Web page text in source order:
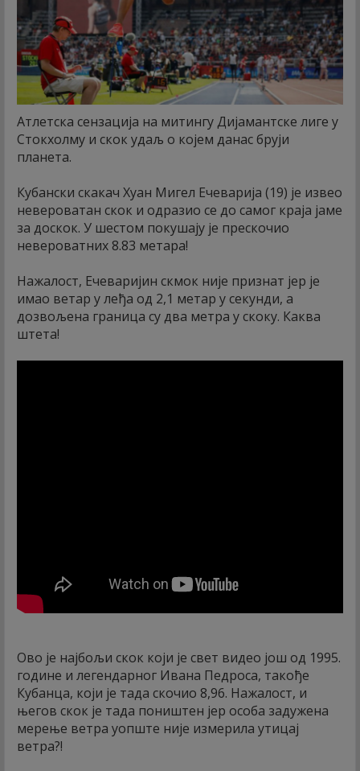
Атлетска сензација на митингу Дијамантске лиге у
Стокхолму и скок удаљ о којем данас бруји
планета.
Кубански скакач Хуан Мигел Ечеварија (19) је извео
невероватан скок и одразио се до самог краја јаме
за доскок. У шестом покушају је прескочио
невероватних 8.83 метара!
Нажалост, Ечеваријин скмок није признат јер је
имао ветар у леђа од 2,1 метар у секунди, а
дозвољена граница су два метра у скоку. Каква
штета!
Ово је најбољи скок који је свет видео још од 1995.
године и легендарног Ивана Педроса, такође
Кубанца, који је тада скочио 8,96. Нажалост, и
његов скок је тада поништен јер особа задужена
мерење ветра уопште није измерила утицај
ветра?!